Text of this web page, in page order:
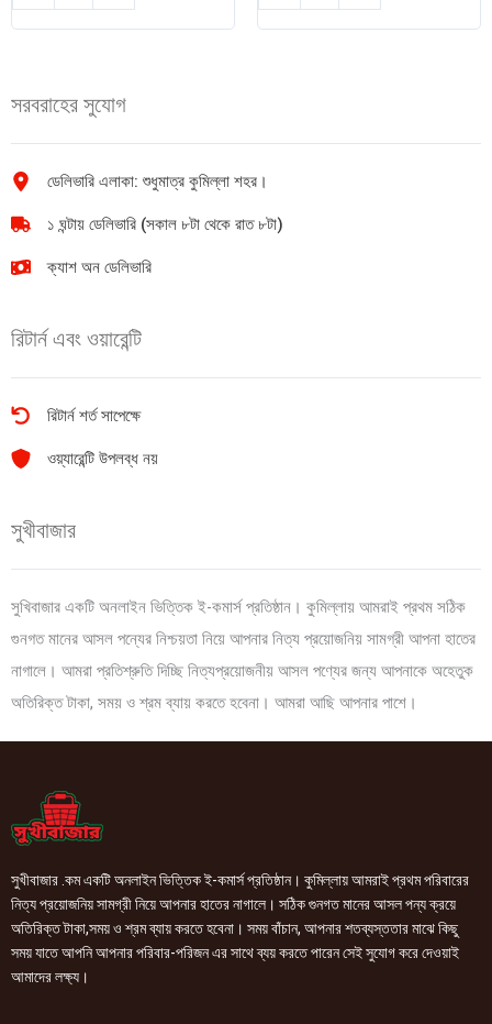
কনডেন্সড
দুধ
সুপার
প্রিমিয়াম
সরবরাহের সুযোগ
ডেলিভারি এলাকা: শুধুমাত্র কুমিল্লা শহর।
১ ঘন্টায় ডেলিভারি (সকাল ৮টা থেকে রাত ৮টা)
ক্যাশ অন ডেলিভারি
রিটার্ন এবং ওয়ারেন্টি
রিটার্ন শর্ত সাপেক্ষে
ওয়্যারেন্টি উপলব্ধ নয়
সুখীবাজার
সুখিবাজার একটি অনলাইন ভিত্তিক ই-কমার্স প্রতিষ্ঠান। কুমিল্লায় আমরাই প্রথম সঠিক
গুনগত মানের আসল পন্যের নিশ্চয়তা নিয়ে আপনার নিত্য প্রয়োজনিয় সামগ্রী আপনা হাতের
নাগালে। আমরা প্রতিশ্রুতি দিচ্ছি নিত্যপ্রয়োজনীয় আসল পণ্যের জন্য আপনাকে অহেতুক
অতিরিক্ত টাকা, সময় ও শ্রম ব্যায় করতে হবেনা। আমরা আছি আপনার পাশে।
সুখীবাজার .কম একটি অনলাইন ভিত্তিক ই-কমার্স প্রতিষ্ঠান। কুমিল্লায় আমরাই প্রথম পরিবারের
নিত্য প্রয়োজনিয় সামগ্রী নিয়ে আপনার হাতের নাগালে। সঠিক গুনগত মানের আসল পন্য ক্রয়ে
অতিরিক্ত টাকা,সময় ও শ্রম ব্যায় করতে হবেনা। সময় বাঁচান, আপনার শতব্যস্ততার মাঝে কিছু
সময় যাতে আপনি আপনার পরিবার-পরিজন এর সাথে ব্যয় করতে পারেন সেই সুযোগ করে দেওয়াই
আমাদের লক্ষ্য।